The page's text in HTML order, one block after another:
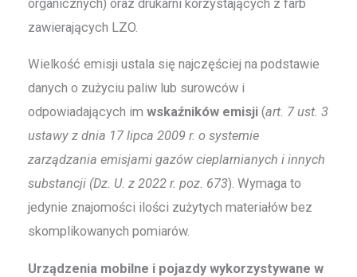
organicznych) oraz drukarni korzystających z farb
zawierających LZO.
Wielkość emisji ustala się najczęściej na podstawie
danych o zużyciu paliw lub surowców i
odpowiadających imwskaźników emisji (art. 7 ust. 3
ustawy z dnia 17 lipca 2009 r. o systemie
zarządzania emisjami gazów cieplarnianych i innych
substancji (Dz. U. z 2022 r. poz. 673). Wymaga to
jedynie znajomości ilości zużytych materiałów bez
skomplikowanych pomiarów.
Urządzenia mobilne i pojazdy wykorzystywane w